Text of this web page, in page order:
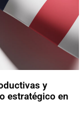
y
estratégico en